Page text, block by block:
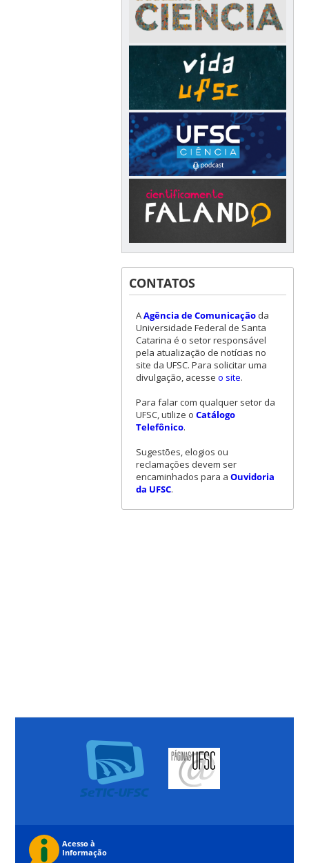
CONTATOS
AAgência de Comunicaçãoda
Universidade Federal de Santa
Catarina é o setor responsável
pela atualização de notícias no
site da UFSC. Para solicitar uma
divulgação, acesse o site.
Para falar com qualquer setor da
UFSC, utilize o Catálogo
Telefônico.
Sugestões, elogios ou
reclamações devem ser
encaminhados para a Ouvidoria
da UFSC.